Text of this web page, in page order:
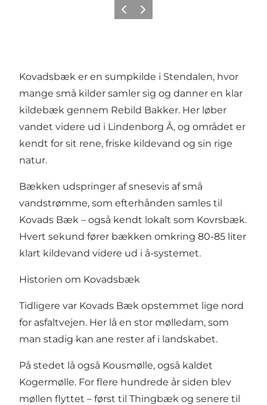
Forrige billede
Næste billede
Kovadsbæk er en sumpkilde i Stendalen, hvor
mange små kilder samler sig og danner en klar
kildebæk gennem Rebild Bakker. Her løber
vandet videre ud i Lindenborg Å, og området er
kendt for sit rene, friske kildevand og sin rige
natur.
Bækken udspringer af snesevis af små
vandstrømme, som efterhånden samles til
Kovads Bæk – også kendt lokalt som Kovrsbæk.
Hvert sekund fører bækken omkring 80-85 liter
klart kildevand videre ud i å-systemet.
Historien om Kovadsbæk
Tidligere var Kovads Bæk opstemmet lige nord
for asfaltvejen. Her lå en stor mølledam, som
man stadig kan ane rester af i landskabet.
På stedet lå også Kousmølle, også kaldet
Kogermølle. For flere hundrede år siden blev
møllen flyttet – først til Thingbæk og senere til